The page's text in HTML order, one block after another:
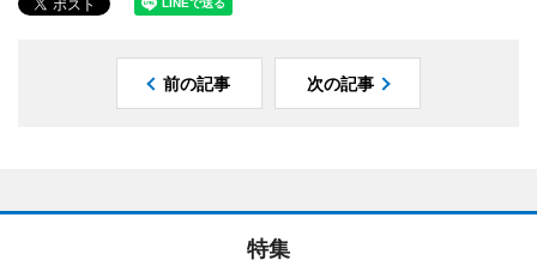
前の記事 次の記事
特集